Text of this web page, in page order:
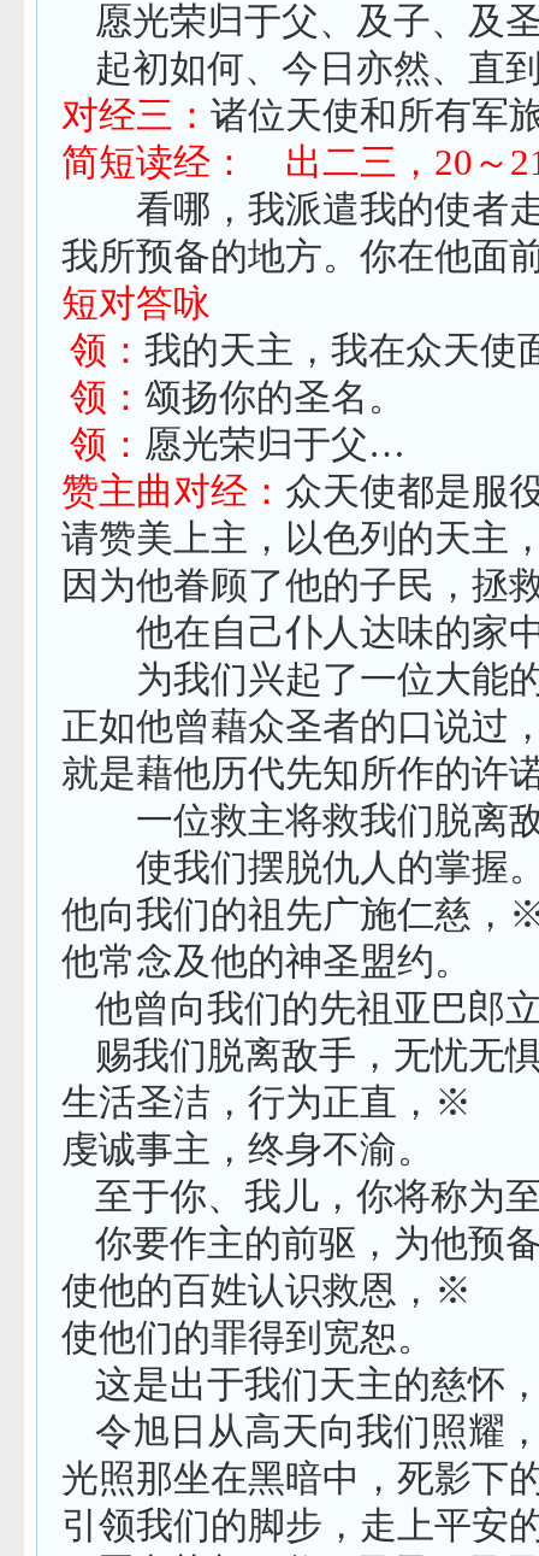
愿光荣归于父、及子、及
起初如何、今日亦然、直
对经三： 诸位天使和所有军
简短读经： 出二三， 20 ～
看哪，我派遣我的使者走
我所预备的地方。你在他面
短对答咏
领： 我的天主，我在众天使
领： 颂扬你的圣名。
领： 愿光荣归于父…
赞主曲对经： 众天使都是服
请赞美上主，以色列的天主
因为他眷顾了他的子民，拯
他在自己仆人达味的家
为我们兴起了一位大能
正如他曾藉众圣者的口说过
就是藉他历代先知所作的许
一位救主将救我们脱离
使我们摆脱仇人的掌握
他向我们的祖先广施仁慈，
他常念及他的神圣盟约。
他曾向我们的先祖亚巴郎
赐我们脱离敌手，无忧无
生活圣洁，行为正直，※
虔诚事主，终身不渝。
至于你、我儿，你将称为
你要作主的前驱，为他预
使他的百姓认识救恩，※
使他们的罪得到宽恕。
这是出于我们天主的慈怀
令旭日从高天向我们照耀
光照那坐在黑暗中，死影下
引领我们的脚步，走上平安